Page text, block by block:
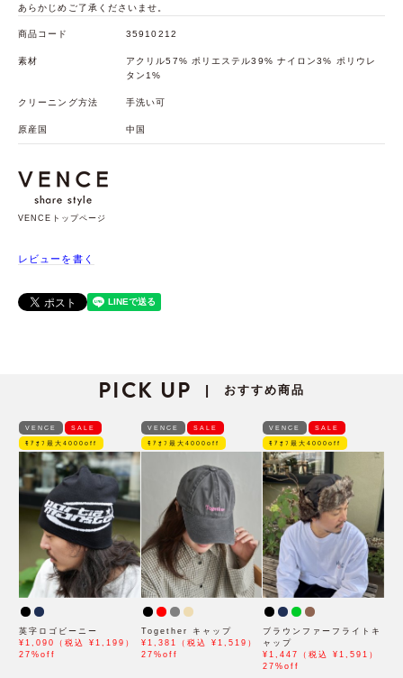
あらかじめご了承くださいませ。
商品コード 35910212
素材
アクリル57% ポリエステル39% ナイロン3% ポリウレ
タン1%
クリーニング方法 手洗い可
原産国 中国
VENCEトップページ
レビューを書く
PICK UP | おすすめ商品
VENCE SALE
ﾓｱｵﾌ最大4000off
英字ロゴビーニー
¥1,090（税込 ¥1,199）
27%off
VENCE SALE
ﾓｱｵﾌ最大4000off
Together キャップ
¥1,381（税込 ¥1,519）
27%off
VENCE SALE
ﾓｱｵﾌ最大4000off
ブラウンファーフライトキ
ャップ
¥1,447（税込 ¥1,591）
27%off